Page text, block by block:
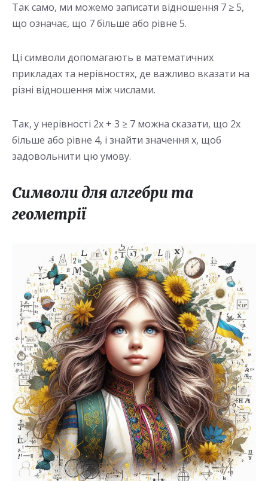
Так само, ми можемо записати відношення 7 ≥ 5,
що означає, що 7 більше або рівне 5.
Ці символи допомагають в математичних
прикладах та нерівностях, де важливо вказати на
різні відношення між числами.
Так, у нерівності 2x + 3 ≥ 7 можна сказати, що 2x
більше або рівне 4, і знайти значення x, щоб
задовольнити цю умову.
Символи для алгебри та
геометрії